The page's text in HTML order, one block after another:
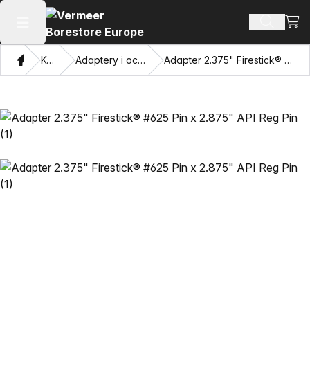
Otwórz menu główne Szukaj
DomKatalog Adaptery i oczy przyciągające Adapter 2.375" Firestick® #625 Pin x 2.875" API Reg Pin